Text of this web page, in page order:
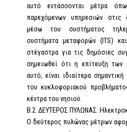
αυτό εντάσσονται μέτρα
παρεχόμενων υπηρεσιών στις
μέσω του συστήματος
συστήματα μεταφορών (ITS)
στέγαστρα για τις δημόσιες
σημειωθεί ότι η επίτευξη
αυτό, είναι ιδιαίτερα
του κυκλοφοριακού
κέντρα του νησιού.
Β.2. ΔΕΥΤΕΡΟΣ ΠΥΛΩΝΑΣ:
Ο δεύτερος πυλώνας μέτρων